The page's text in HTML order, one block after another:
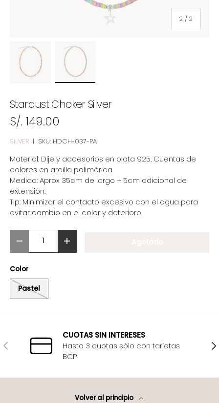
2 / de
2
Stardust Choker Silver
S/. 149.00
SILVER | SKU: HDCH-037-PA
Material: Dije y accesorios en plata 925. Cuentas de
colores en arcilla polimérica.
Medida: Aprox 35cm de largo + 5cm adicional de
extensión.
Tip: Minimizar el contacto excesivo con el agua para
evitar cambio en el color y deterioro.
-
+
Color
Pastel
Anterior
CUOTAS SIN INTERESES
Hasta 3 cuotas sólo con tarjetas
BCP
Volver al principio